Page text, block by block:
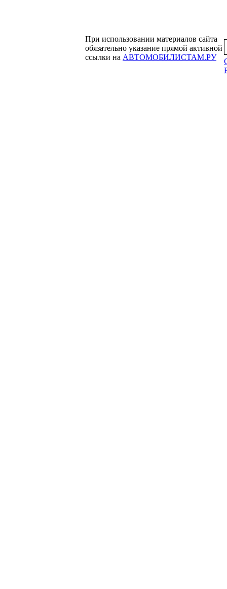
При использовании материалов сайта
обязательно указание прямой активной
ссылки на АВТОМОБИЛИСТАМ.РУ